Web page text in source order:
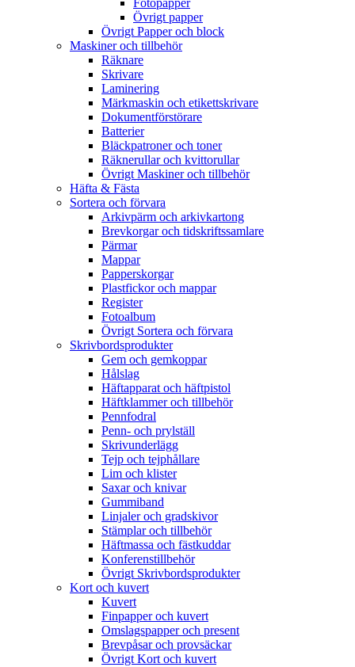
Fotopapper
Övrigt papper
Övrigt Papper och block
Maskiner och tillbehör
Räknare
Skrivare
Laminering
Märkmaskin och etikettskrivare
Dokumentförstörare
Batterier
Bläckpatroner och toner
Räknerullar och kvittorullar
Övrigt Maskiner och tillbehör
Häfta & Fästa
Sortera och förvara
Arkivpärm och arkivkartong
Brevkorgar och tidskriftssamlare
Pärmar
Mappar
Papperskorgar
Plastfickor och mappar
Register
Fotoalbum
Övrigt Sortera och förvara
Skrivbordsprodukter
Gem och gemkoppar
Hålslag
Häftapparat och häftpistol
Häftklammer och tillbehör
Pennfodral
Penn- och prylställ
Skrivunderlägg
Tejp och tejphållare
Lim och klister
Saxar och knivar
Gummiband
Linjaler och gradskivor
Stämplar och tillbehör
Häftmassa och fästkuddar
Konferenstillbehör
Övrigt Skrivbordsprodukter
Kort och kuvert
Kuvert
Finpapper och kuvert
Omslagspapper och present
Brevpåsar och provsäckar
Övrigt Kort och kuvert